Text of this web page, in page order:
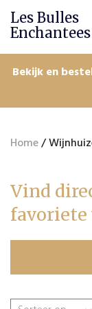
Les Bulles
Enchantees
Bekijk en
Home/
Vind
Zoeken